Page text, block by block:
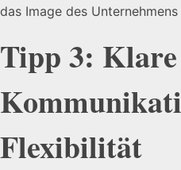
das Image des
Tipp 3: Klare
Flexibilität